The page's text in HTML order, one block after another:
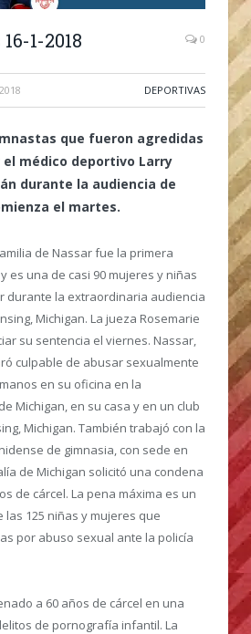
1-2018 0
DEPORTIVAS
que fueron agredidas
médico deportivo Larry
durante la audiencia de
el martes.
de Nassar fue la primera
es una de casi 90 mujeres y niñas
durante la extraordinaria audiencia
Michigan. La jueza Rosemarie
su sentencia el viernes. Nassar,
culpable de abusar sexualmente
en su oficina en la
Michigan, en su casa y en un club
Michigan. También trabajó con la
de gimnasia, con sede en
de Michigan solicitó una condena
de cárcel. La pena máxima es un
las 125 niñas y mujeres que
por abuso sexual ante la policía
a 60 años de cárcel en una
de pornografía infantil. La